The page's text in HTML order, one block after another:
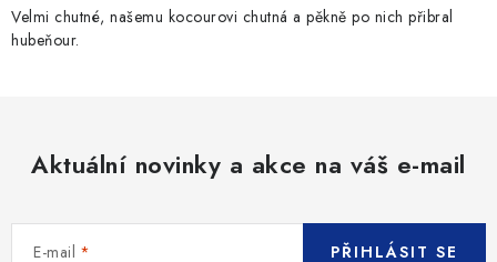
v
k
s
Velmi chutné, našemu kocourovi chutná a pěkně po nich přibral
hubeňour.
Aktuální novinky a akce na váš e-mail
E-mail PŘIHLÁSIT SE